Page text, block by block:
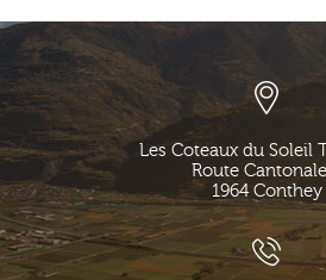
Les Coteaux du Soleil
Route
1964 Conthey